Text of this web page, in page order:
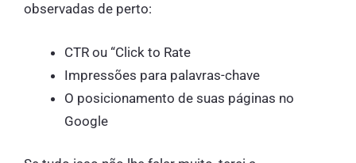
observadas de perto:
CTR ou “Click to Rate
Impressões para palavras-chave
O posicionamento de suas páginas no
Google